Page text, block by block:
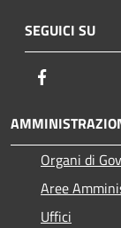
SEGUICI SU
Organi di
Aree
Uffici